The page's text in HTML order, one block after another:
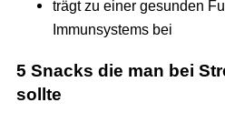
trägt zu einer gesunden
Immunsystems bei
5 Snacks die man bei
sollte